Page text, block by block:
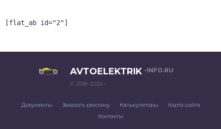
[flat_ab id="2"]
AVTOELEKTRIK -INFO.RU
© 2018–2026 –
Документы Заказать рекламу Калькуляторы
Карта сайта
Контакты